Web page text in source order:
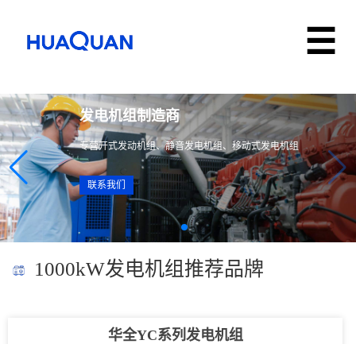
发电机组制造商
专营开式发动机组、静音发电机组、移动式发电机组
联系我们
1000kW发电机组推荐品牌
华全YC系列发电机组